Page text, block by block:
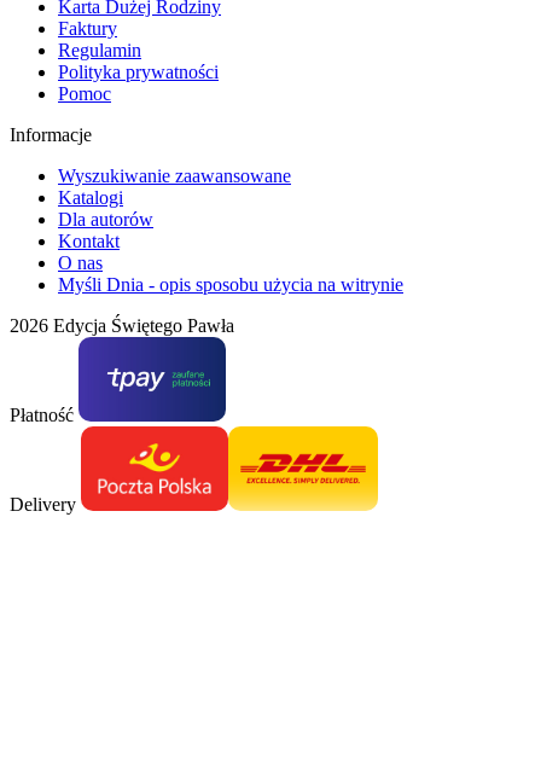
Karta Dużej Rodziny
Faktury
Regulamin
Polityka prywatności
Pomoc
Informacje
Wyszukiwanie zaawansowane
Katalogi
Dla autorów
Kontakt
O nas
Myśli Dnia - opis sposobu użycia na witrynie
2026 Edycja Świętego Pawła
Płatność
Delivery